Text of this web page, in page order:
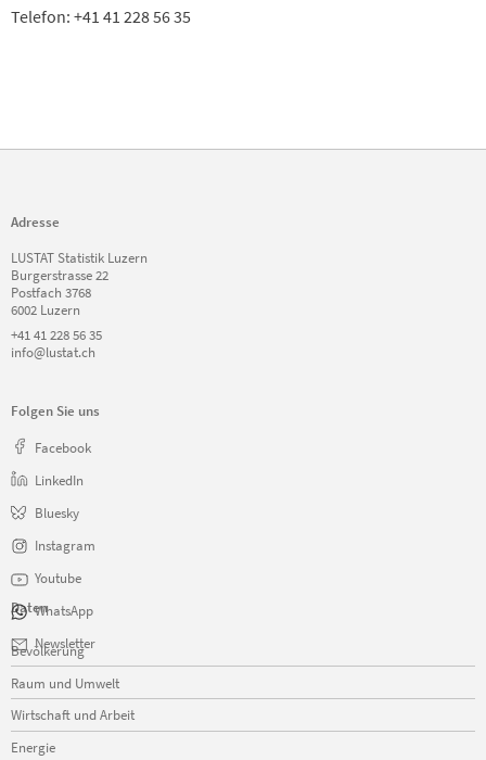
Telefon: +41 41 228 56 35
Adresse
LUSTAT Statistik Luzern
Burgerstrasse 22
Postfach 3768
6002 Luzern
+41 41 228 56 35
info@lustat.ch
Folgen Sie uns
Facebook
LinkedIn
Bluesky
Instagram
Youtube
WhatsApp
Newsletter
Daten
Navigation
überspringen
Bevölkerung
Raum und Umwelt
Wirtschaft und Arbeit
Energie